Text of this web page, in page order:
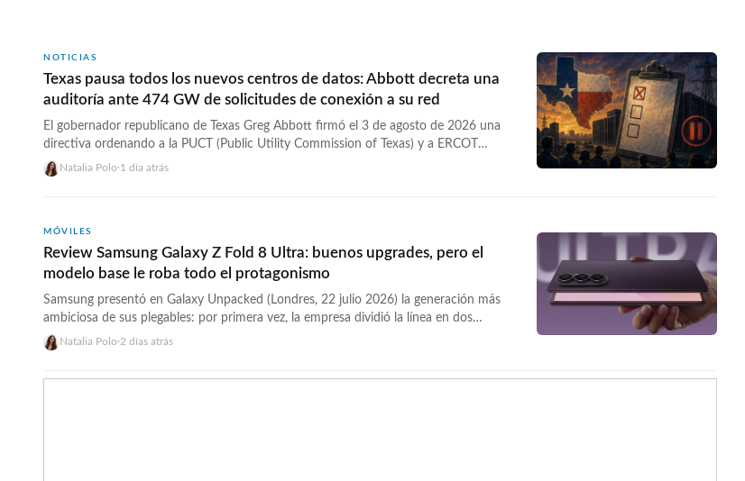
NOTICIAS
Texas pausa todos los nuevos centros de datos: Abbott decreta una
auditoría ante 474 GW de solicitudes de conexión a su red
El gobernador republicano de Texas Greg Abbott firmó el 3 de agosto de 2026 una
directiva ordenando a la PUCT (Public Utility Commission of Texas) y a ERCOT
(Electric Reliability Council of Texas, el operador de la red eléctrica del estado) una
«verificación y auditoría exhaustiva» de todos los proyectos de centros de datos
Natalia Polo·1 día atrás
MÓVILES
Review Samsung Galaxy Z Fold 8 Ultra: buenos upgrades, pero el
modelo base le roba todo el protagonismo
Samsung presentó en Galaxy Unpacked (Londres, 22 julio 2026) la generación más
ambiciosa de sus plegables: por primera vez, la empresa dividió la línea en dos
productos distintos. El Galaxy Z Fold 8 adopta una forma más ancha y corta
pensada para el consumo de contenido. El Galaxy Z Fold 8 Ultra — el modelo… <a
Natalia Polo·2 días atrás